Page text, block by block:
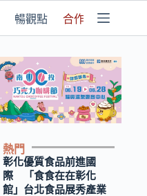
暢觀點 合作媒體
熱門
彰化優質食品前進國
際 「食食在在彰化
館」台北食品展秀產業